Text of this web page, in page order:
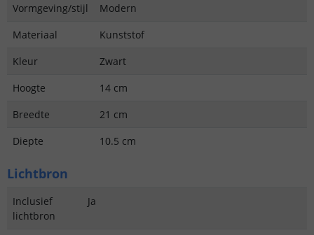
Vormgeving/stijl
Modern
Materiaal
Kunststof
Kleur
Zwart
Hoogte
14 cm
Breedte
21 cm
Diepte
10.5 cm
Lichtbron
Inclusief
lichtbron
Ja